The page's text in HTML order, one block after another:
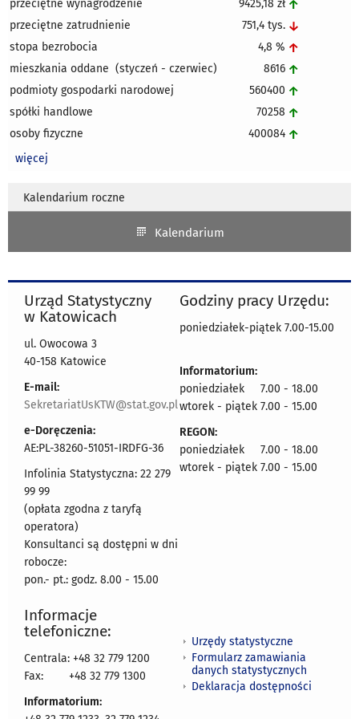
przeciętne wynagrodzenie 9425,18 zł ↑
przeciętne zatrudnienie 751,4 tys. ↓
stopa bezrobocia 4,8 % ↑
mieszkania oddane (styczeń - czerwiec) 8616 ↑
podmioty gospodarki narodowej 560400 ↑
spółki handlowe 70258 ↑
osoby fizyczne 400084 ↑
więcej
Kalendarium roczne
Kalendarium
Urząd Statystyczny
w Katowicach
ul. Owocowa 3
40-158 Katowice
E-mail:
SekretariatUsKTW@stat.gov.pl
e-Doręczenia:
AE:PL-38260-51051-IRDFG-36
Infolinia Statystyczna: 22 279
99 99
(opłata zgodna z taryfą
operatora)
Konsultanci są dostępni w dni
robocze:
pon.- pt.: godz. 8.00 - 15.00
Godziny pracy Urzędu:
poniedziałek-piątek 7.00-15.00
Informatorium:
poniedziałek 7.00 - 18.00
wtorek - piątek 7.00 - 15.00
REGON:
poniedziałek 7.00 - 18.00
wtorek - piątek 7.00 - 15.00
Informacje
telefoniczne:
Centrala: +48 32 779 1200
Fax:
+48 32 779 1300
Informatorium:
Urzędy statystyczne
Formularz zamawiania
danych statystycznych
Deklaracja dostępności